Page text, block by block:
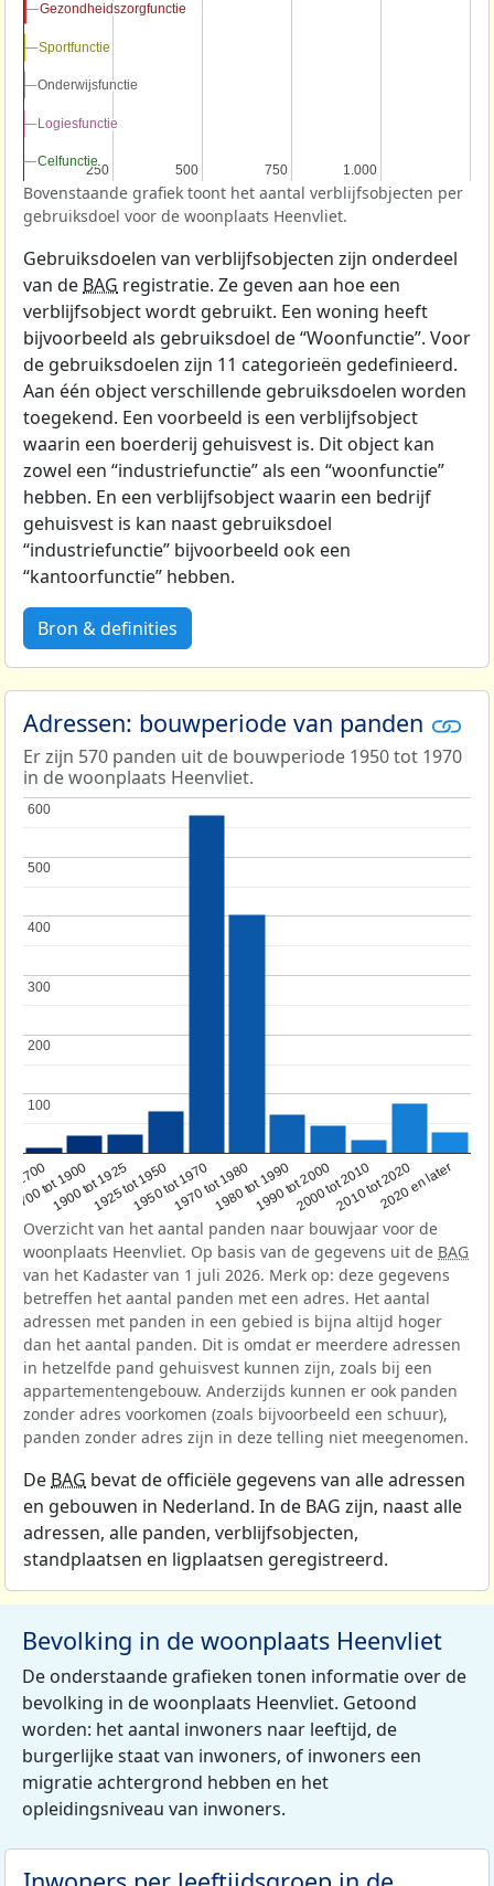
250
250 500
500 750
750 1.000
1.000
Gezondheidszorgfunctie
Gezondheidszorgfunctie
Sportfunctie
Sportfunctie
Onderwijsfunctie
Onderwijsfunctie
Logiesfunctie
Logiesfunctie
Celfunctie
Celfunctie
Bovenstaande grafiek toont het aantal verblijfsobjecten per
gebruiksdoel voor de woonplaats Heenvliet.
Gebruiksdoelen van verblijfsobjecten zijn onderdeel
van de BAG registratie. Ze geven aan hoe een
verblijfsobject wordt gebruikt. Een woning heeft
bijvoorbeeld als gebruiksdoel de “Woonfunctie”. Voor
de gebruiksdoelen zijn 11 categorieën gedefinieerd.
Aan één object verschillende gebruiksdoelen worden
toegekend. Een voorbeeld is een verblijfsobject
waarin een boerderij gehuisvest is. Dit object kan
zowel een “industriefunctie” als een “woonfunctie”
hebben. En een verblijfsobject waarin een bedrijf
gehuisvest is kan naast gebruiksdoel
“industriefunctie” bijvoorbeeld ook een
“kantoorfunctie” hebben.
Bron & definities
Adressen: bouwperiode van panden
Er zijn 570 panden uit de bouwperiode 1950 tot 1970
in de woonplaats Heenvliet.
1700
1700 tot 1900
1900 tot 19251925 tot 19501950 tot 19701970 tot 19801980 tot 19901990 tot 20002000 tot 20102010 tot 20202020 en later
100
100
200
200
300
300
400
400
500
500
600
600
Overzicht van het aantal panden naar bouwjaar voor de
woonplaats Heenvliet. Op basis van de gegevens uit de BAG
van het Kadaster van 1 juli 2026. Merk op: deze gegevens
betreffen het aantal panden met een adres. Het aantal
adressen met panden in een gebied is bijna altijd hoger
dan het aantal panden. Dit is omdat er meerdere adressen
in hetzelfde pand gehuisvest kunnen zijn, zoals bij een
appartementengebouw. Anderzijds kunnen er ook panden
zonder adres voorkomen (zoals bijvoorbeeld een schuur),
panden zonder adres zijn in deze telling niet meegenomen.
De BAG bevat de officiële gegevens van alle adressen
en gebouwen in Nederland. In de BAG zijn, naast alle
adressen, alle panden, verblijfsobjecten,
standplaatsen en ligplaatsen geregistreerd.
Bevolking in de woonplaats Heenvliet
De onderstaande grafieken tonen informatie over de
bevolking in de woonplaats Heenvliet. Getoond
worden: het aantal inwoners naar leeftijd, de
burgerlijke staat van inwoners, of inwoners een
migratie achtergrond hebben en het
opleidingsniveau van inwoners.